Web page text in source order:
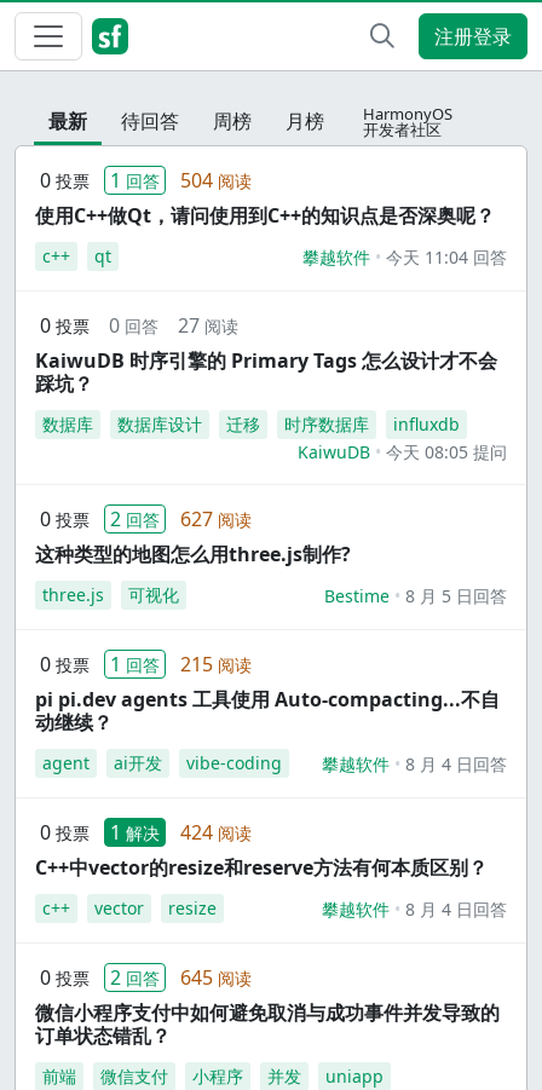
注册登录
最新 待回答 周榜 月榜 HarmonyOS
开发者社区
0 投票 1 回答 504 阅读
使用C++做Qt，请问使用到C++的知识点是否深奥呢？
c++ qt 攀越软件 今天 11:04 回答
0 投票 0 回答 27 阅读
KaiwuDB 时序引擎的 Primary Tags 怎么设计才不会
踩坑？
数据库 数据库设计 迁移 时序数据库
influxdb
KaiwuDB
今天 08:05 提问
0 投票 2 回答 627 阅读
这种类型的地图怎么用three.js制作?
three.js 可视化 Bestime 8 月 5 日回答
0 投票 1 回答 215 阅读
pi pi.dev agents 工具使用 Auto-compacting...不自
动继续？
agent ai开发 vibe-coding 攀越软件 8 月 4 日回答
0 投票 1 解决 424 阅读
C++中vector的resize和reserve方法有何本质区别？
c++ vector resize 攀越软件 8 月 4 日回答
0 投票 2 回答 645 阅读
微信小程序支付中如何避免取消与成功事件并发导致的
订单状态错乱？
前端 微信支付 小程序 并发
uniapp